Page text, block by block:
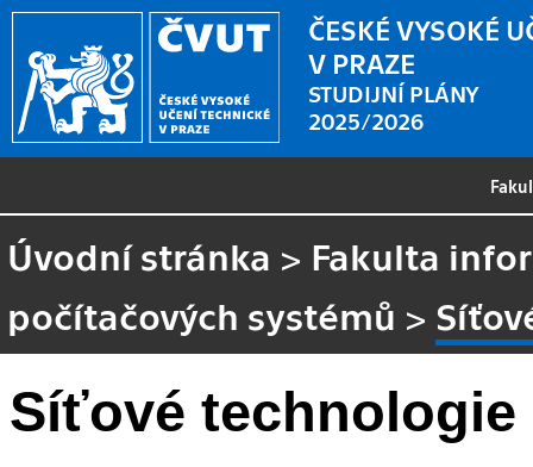
ČESKÉ VYSOKÉ
V PRAZE
STUDIJNÍ PLÁNY
2025/2026
Úvodní stránka > Fakulta
počítačových systémů >
Síťové technologie